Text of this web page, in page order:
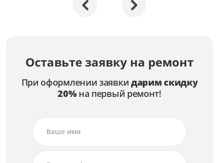
Оставьте заявку на ремонт
При оформлении заявки дарим скидку
20%на первый ремонт!